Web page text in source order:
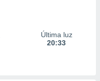
Última luz
20:33